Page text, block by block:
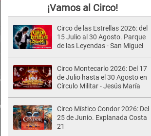
¡Vamos al Circo!
Circo de las Estrellas 2026: del
15 Julio al 30 Agosto. Parque
de las Leyendas - San Miguel
Circo Montecarlo 2026: Del 17
de Julio hasta el 30 Agosto en
Círculo Militar - Jesús María
Circo Místico Condor 2026: Del
25 de Junio. Explanada Costa
21